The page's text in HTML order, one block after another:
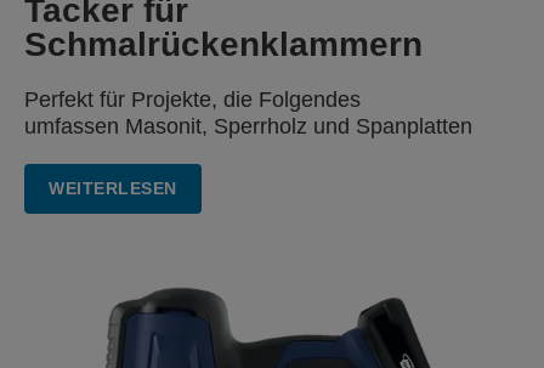
Tacker für
Schmalrückenklammern
Perfekt für Projekte, die Folgendes
umfassen Masonit, Sperrholz und Spanplatten
WEITERLESEN